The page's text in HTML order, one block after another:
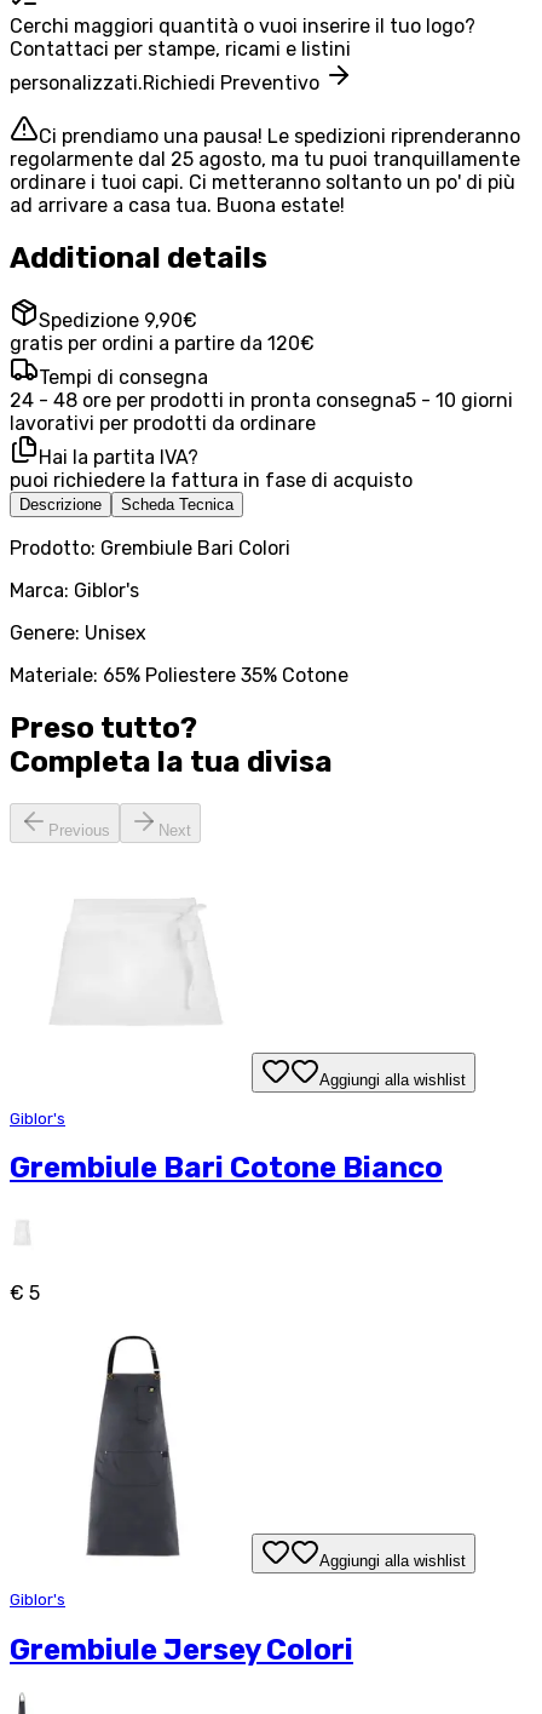
Cerchi maggiori quantità o vuoi inserire il tuo logo?
Contattaci per stampe, ricami e listini
personalizzati.Richiedi Preventivo
Ci prendiamo una pausa! Le spedizioni riprenderanno
regolarmente dal 25 agosto, ma tu puoi tranquillamente
ordinare i tuoi capi. Ci metteranno soltanto un po' di più
ad arrivare a casa tua. Buona estate!
Additional details
Spedizione 9,90€
gratis per ordini a partire da 120€
Tempi di consegna
24 - 48 ore per prodotti in pronta consegna5 - 10 giorni
lavorativi per prodotti da ordinare
Hai la partita IVA?
puoi richiedere la fattura in fase di acquisto
Descrizione Scheda Tecnica
Prodotto: Grembiule Bari Colori
Marca: Giblor's
Genere: Unisex
Materiale: 65% Poliestere 35% Cotone
Preso tutto?
Completa la tua divisa
Previous Next
Aggiungi alla wishlist
Giblor's
Grembiule Bari Cotone Bianco
€ 5
Aggiungi alla wishlist
Giblor's
Grembiule Jersey Colori